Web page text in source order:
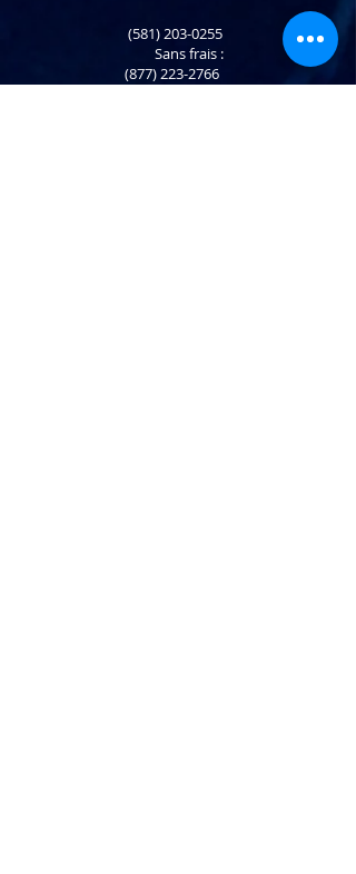
(581) 203-0255
​ Sans frais :
(877) 223-2766